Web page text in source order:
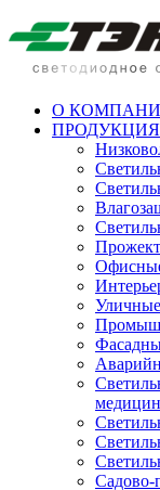
О
ПРОДУКЦИЯ
Садово-